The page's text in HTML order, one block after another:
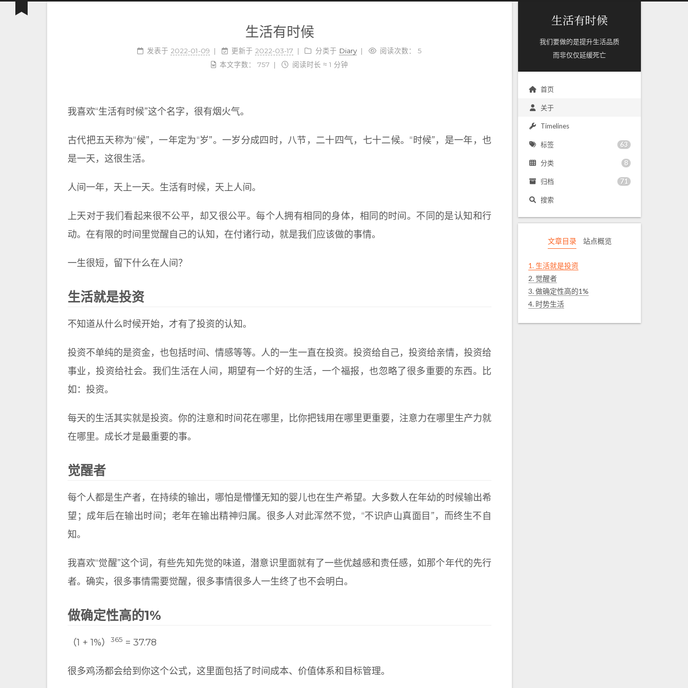
生活有时候
我们要做的是提升生活品质
而非仅仅延缓死亡
首页
关于
Timelines
标签 63
分类 8
归档 71
搜索
文章目录 站点概览
1. 生活就是投资
2. 觉醒者
3.做确定性高的1%
4. 时势生活
生活有时候
发表于 2022-01-09 更新于 2022-03-17 分类于 Diary 阅读次数：
5
本文字数：
757 阅读时长 ≈ 1 分钟
我喜欢“生活有时候”这个名字，很有烟火气。
古代把五天称为“候”，一年定为“岁”。一岁分成四时，八节，二十四气，七十二候。“时候”，是一年，也
是一天，这很生活。
人间一年，天上一天。生活有时候，天上人间。
上天对于我们看起来很不公平，却又很公平。每个人拥有相同的身体，相同的时间。不同的是认知和行
动。在有限的时间里觉醒自己的认知，在付诸行动，就是我们应该做的事情。
一生很短，留下什么在人间？
生活就是投资
不知道从什么时候开始，才有了投资的认知。
投资不单纯的是资金，也包括时间、情感等等。人的一生一直在投资。投资给自己，投资给亲情，投资给
事业，投资给社会。我们生活在人间，期望有一个好的生活，一个福报，也忽略了很多重要的东西。比
如：投资。
每天的生活其实就是投资。你的注意和时间花在哪里，比你把钱用在哪里更重要，注意力在哪里生产力就
在哪里。成长才是最重要的事。
觉醒者
每个人都是生产者，在持续的输出，哪怕是懵懂无知的婴儿也在生产希望。大多数人在年幼的时候输出希
望；成年后在输出时间；老年在输出精神归属。很多人对此浑然不觉，“不识庐山真面目”，而终生不自
知。
我喜欢“觉醒”这个词，有些先知先觉的味道，潜意识里面就有了一些优越感和责任感，如那个年代的先行
者。确实，很多事情需要觉醒，很多事情很多人一生终了也不会明白。
做确定性高的1%
（1 + 1%） 365 = 37.78
很多鸡汤都会给到你这个公式，这里面包括了时间成本、价值体系和目标管理。